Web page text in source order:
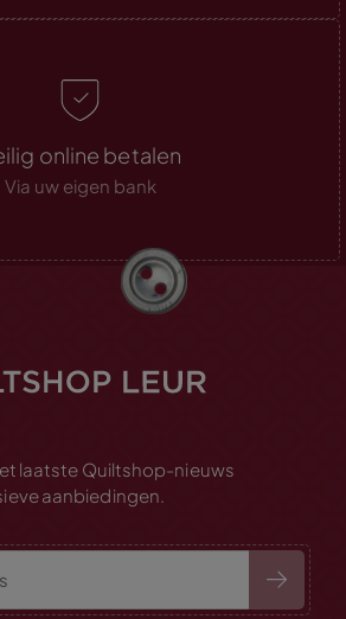
online betalen
Via uw eigen bank
laatste Quiltshop-nieuws
aanbiedingen.